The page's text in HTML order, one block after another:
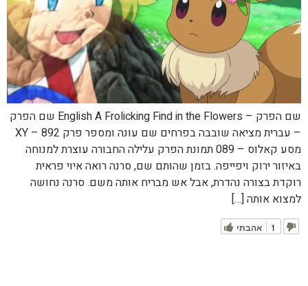
שם הפרק – English A Frolicking Find in the Flowers שם הפרק
– עברית מציאה שובבה בפרחים שם עונה ומספר פרק XY – 892
מסע קאלוס – 089 תמונת הפרק עלילה החבורה עוצרת למנוחה
באיזור ירוק ויפייפה. בזמן שהותם שם, סרנה רואה איוי פראית
רוקדת בצורה נהדרת, אבל אש מבריח אותה משם. סרנה נחושה
למצוא אותה […]
אהבתי 1